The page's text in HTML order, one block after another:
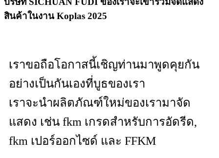
สินค้าในงาน Koplas 2025
เราขอถือโอกาสนี้เชิญท่านมาพูดคุยกัน
อย่างเป็นกันเองที่บูธของเรา
เราจะนำผลิตภัณฑ์ใหม่ของเรามาจัด
แสดง เช่น fkm เกรดสำหรับการอัดรีด,
fkm เปอร์ออกไซด์ และ FFKM